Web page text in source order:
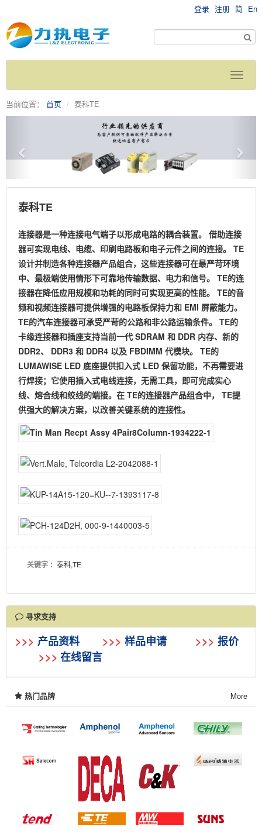
登录 注册 简 En
当前位置： 首页 泰科TE
泰科TE
连接器是一种连接电气端子以形成电路的耦合装置。 借助连接
器可实现电线、电缆、印刷电路板和电子元件之间的连接。 TE
设计并制造各种连接器产品组合，这些连接器可在最严苛环境
中、最极端使用情形下可靠地传输数据、电力和信号。 TE的连
接器在降低应用规模和功耗的同时可实现更高的性能。 TE的音
频和视频连接器可提供增强的电路板保持力和 EMI 屏蔽能力。
TE的汽车连接器可承受严苛的公路和非公路运输条件。 TE的
卡缘连接器和插座支持当前一代SDRAM 和 DDR 内存、新的
DDR2、 DDR3 和 DDR4 以及 FBDIMM 代模块。 TE的
LUMAWISE LED 底座提供扣入式 LED 保留功能，不再需要进
行焊接；它使用插入式电线连接，无需工具，即可完成实心
线、熔合线和绞线的端接。在 TE的连接器产品组合中， TE提
供强大的解决方案，以改善关键系统的连接性。
关键字 ：泰科,TE
寻求支持
>>> 产品资料 >>> 样品申请 >>> 报价
>>> 在线留言
热门品牌 More